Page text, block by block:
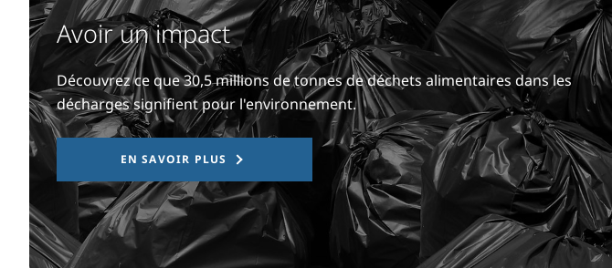
Avoir un impact
Découvrez ce que 30,5 millions de tonnes de déchets alimentaires dans les
décharges signifient pour l'environnement.
EN SAVOIR PLUS